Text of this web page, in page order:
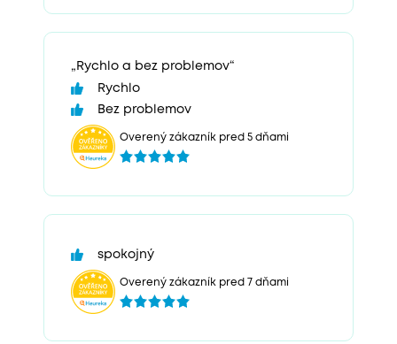
Rychlo
Bez problemov
Overený zákazník pred 5 dňami
Overený zákazník pred 7 dňami